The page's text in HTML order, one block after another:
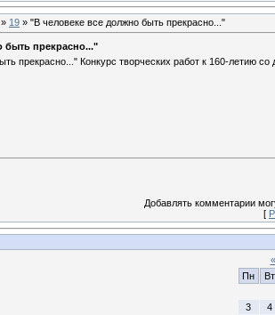
» 19 » "В человеке все должно быть прекрасно..."
быть прекрасно..."
прекрасно..." Конкурс творческих работ к 160-летию
Добавлять комментарии
[
«
Пн
Вт
3
4